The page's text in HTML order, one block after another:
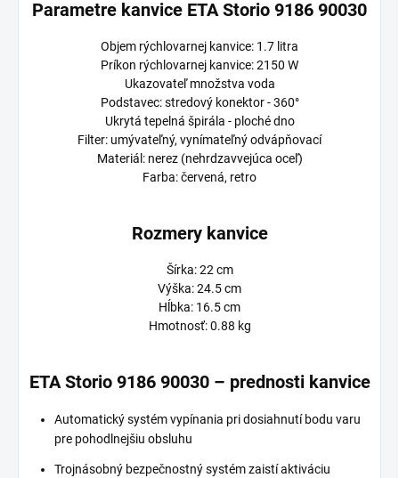
Parametre kanvice ETA Storio 9186 90030
Objem rýchlovarnej kanvice: 1.7 litra
Príkon rýchlovarnej kanvice: 2150 W
Ukazovateľ množstva voda
Podstavec: stredový konektor - 360°
Ukrytá tepelná špirála - ploché dno
Filter: umývateľný, vynímateľný odvápňovací
Materiál: nerez (nehrdzavvejúca oceľ)
Farba: červená, retro
Rozmery kanvice
Šírka: 22 cm
Výška: 24.5 cm
Hĺbka: 16.5 cm
Hmotnosť: 0.88 kg
ETA Storio 9186 90030 – prednosti kanvice
Automatický systém vypínania pri dosiahnutí bodu varu
pre pohodlnejšiu obsluhu
Trojnásobný bezpečnostný systém zaistí aktiváciu